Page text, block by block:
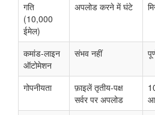
गति
(10,000
ईमेल)
अपलोड करने में घंटे
कमांड-लाइन
ऑटोमेशन
संभव नहीं
गोपनीयता
फ़ाइलें तृतीय-पक्ष
सर्वर पर अपलोड